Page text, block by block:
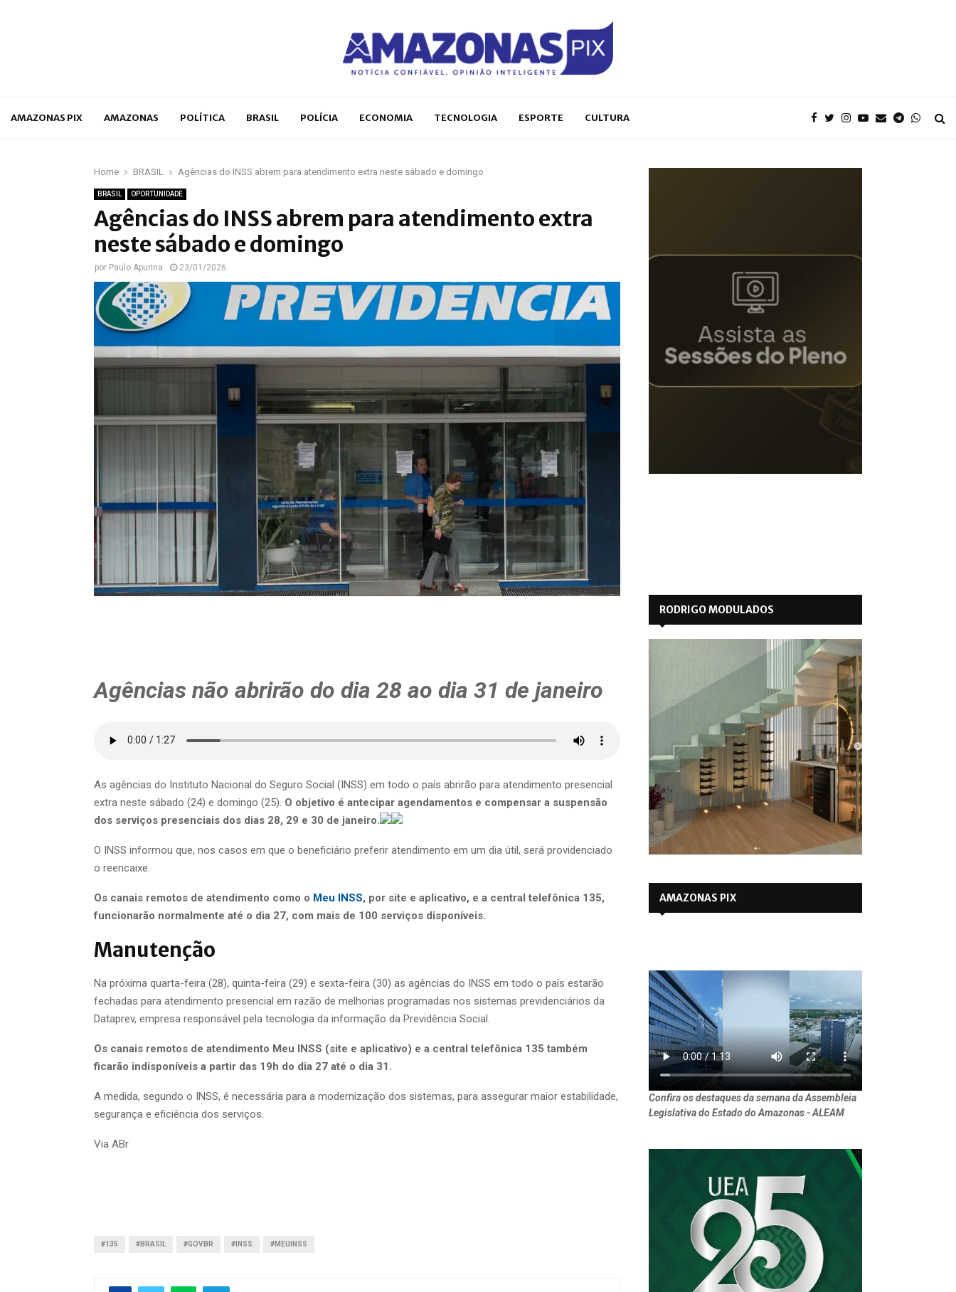
AMAZONAS PIX AMAZONAS POLÍTICA BRASIL POLÍCIA ECONOMIA TECNOLOGIA ESPORTE CULTURA
Home BRASIL Agências do INSS abrem para atendimento extra neste sábado e domingo
BRASIL OPORTUNIDADE
Agências do INSS abrem para atendimento extra
neste sábado e domingo
por Paulo Apurina 23/01/2026
Agências não abrirão do dia 28 ao dia 31 de janeiro
As agências do Instituto Nacional do Seguro Social (INSS) em todo o país abrirão para atendimento presencial
extra neste sábado (24) e domingo (25). O objetivo é antecipar agendamentos e compensar a suspensão
dos serviços presenciais dos dias 28, 29 e 30 de janeiro.
O INSS informou que, nos casos em que o beneficiário preferir atendimento em um dia útil, será providenciado
o reencaixe.
Os canais remotos de atendimento como o Meu INSS, por site e aplicativo, e a central telefônica 135,
funcionarão normalmente até o dia 27, com mais de 100 serviços disponíveis.
Manutenção
Na próxima quarta-feira (28), quinta-feira (29) e sexta-feira (30) as agências do INSS em todo o país estarão
fechadas para atendimento presencial em razão de melhorias programadas nos sistemas previdenciários da
Dataprev, empresa responsável pela tecnologia da informação da Previdência Social.
Os canais remotos de atendimento Meu INSS (site e aplicativo) e a central telefônica 135 também
ficarão indisponíveis a partir das 19h do dia 27 até o dia 31.
A medida, segundo o INSS, é necessária para a modernização dos sistemas, para assegurar maior estabilidade,
segurança e eficiência dos serviços.
Via ABr
#135 #BRASIL #GOVBR #INSS #MEUINSS
RODRIGO MODULADOS
AMAZONAS PIX
Confira os destaques da semana da Assembleia
Legislativa do Estado do Amazonas - ALEAM